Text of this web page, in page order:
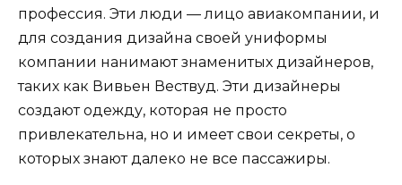
профессия. Эти люди — лицо авиакомпании, и
для создания дизайна своей униформы
компании нанимают знаменитых дизайнеров,
таких как Вивьен Вествуд. Эти дизайнеры
создают одежду, которая не просто
привлекательна, но и имеет свои секреты, о
которых знают далеко не все пассажиры.